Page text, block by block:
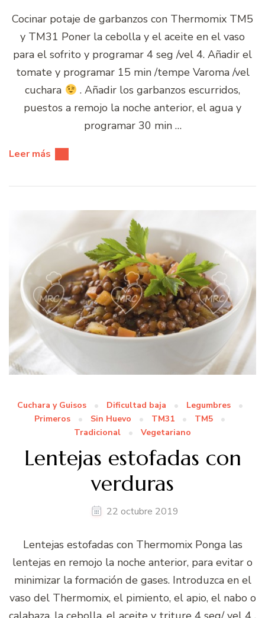
Cocinar potaje de garbanzos con Thermomix TM5
y TM31 Poner la cebolla y el aceite en el vaso
para el sofrito y programar 4 seg /vel 4. Añadir el
tomate y programar 15 min /tempe Varoma /vel
cuchara
. Añadir los garbanzos escurridos,
puestos a remojo la noche anterior, el agua y
programar 30 min …
Leer más
Cuchara y Guisos Dificultad baja
Legumbres
Primeros
Sin Huevo TM31
TM5
Tradicional
Vegetariano
Lentejas estofadas con
verduras
22 octubre 2019
Lentejas estofadas con Thermomix Ponga las
lentejas en remojo la noche anterior, para evitar o
minimizar la formación de gases. Introduzca en el
vaso del Thermomix, el pimiento, el apio, el nabo o